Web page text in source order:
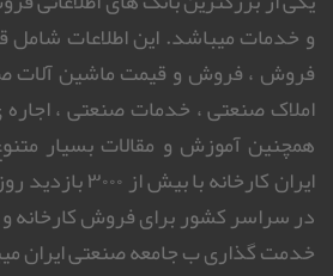
و خدمات میباشد. این اطلاعات شامل
فروش ، فروش و قیمت ماشین آلات
املاک صنعتی ، خدمات صنعتی ، اجاره
همچنین آموزش و مقالات بسیار
ایران کارخانه
در سراسر کشور برای فروش کارخانه
خدمت گذاری ب جامعه صنعتی ایران